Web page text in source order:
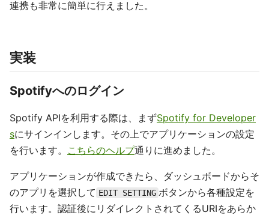
連携も非常に簡単に行えました。
実装
Spotifyへのログイン
Spotify APIを利用する際は、まずSpotify for Developer
sにサインインします。その上でアプリケーションの設定
を行います。 こちらのヘルプ通りに進めました。
アプリケーションが作成できたら、ダッシュボードからそ
のアプリを選択して EDIT SETTING ボタンから各種設定を
行います。認証後にリダイレクトされてくるURIをあらか